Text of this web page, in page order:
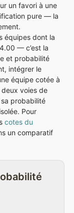
un favori à une
pure — la
équipes dont la
— c’est la
et probabilité
intégrer le
équipe cotée à
voies de
probabilité
Pour
cotes du
un comparatif